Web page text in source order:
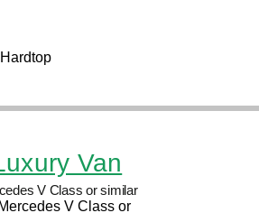
Van
V Class or similar